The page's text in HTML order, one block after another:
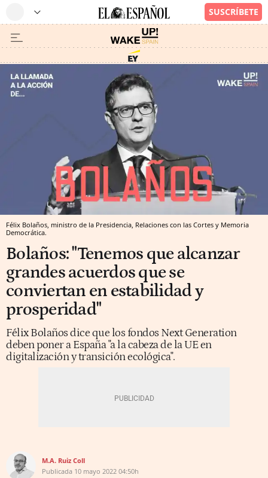
Félix Bolaños, ministro de la Presidencia, Relaciones con las Cortes y Memoria
Democrática.
Bolaños: "Tenemos que alcanzar
grandes acuerdos que se
conviertan en estabilidad y
prosperidad"
Félix Bolaños dice que los fondos Next Generation
deben poner a España "a la cabeza de la UE en
digitalización y transición ecológica".
M.A. Ruiz Coll
Publicada 10 mayo 2022 04:50h